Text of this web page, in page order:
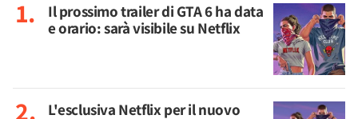
Il prossimo trailer di GTA 6 ha data
e orario: sarà visibile su Netflix
L'esclusiva Netflix per il nuovo